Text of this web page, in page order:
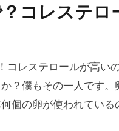
コレステ
コレステロールが高い
？僕もその一人です
個の卵が使われてい